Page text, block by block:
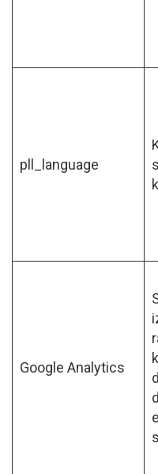
pll_language
Google Analytics